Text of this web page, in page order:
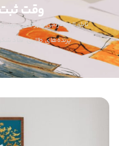
وقت
تابلو الهه نارنجی و پرهای سپید:
پرنده‌های طلایی. نماد